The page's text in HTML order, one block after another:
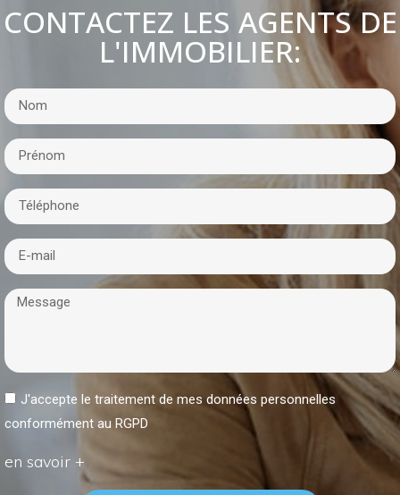
CONTACTEZ LES AGENTS DE
L'IMMOBILIER:
J'accepte le traitement de mes données personnelles
conformément au RGPD
en savoir +